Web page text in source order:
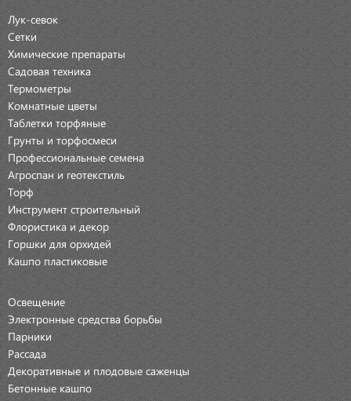
Лук-севок
Сетки
Химические препараты
Садовая техника
Термометры
Комнатные цветы
Таблетки торфяные
Грунты и торфосмеси
Профессиональные семена
Агроспан и геотекстиль
Торф
Инструмент строительный
Флористика и декор
Горшки для орхидей
Кашпо пластиковые
Освещение
Электронные средства борьбы
Парники
Рассада
Декоративные и плодовые саженцы
Бетонные кашпо